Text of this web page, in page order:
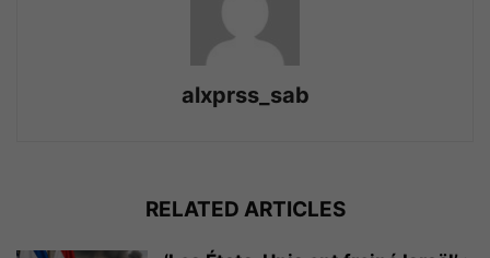
alxprss_sab
RELATED ARTICLES